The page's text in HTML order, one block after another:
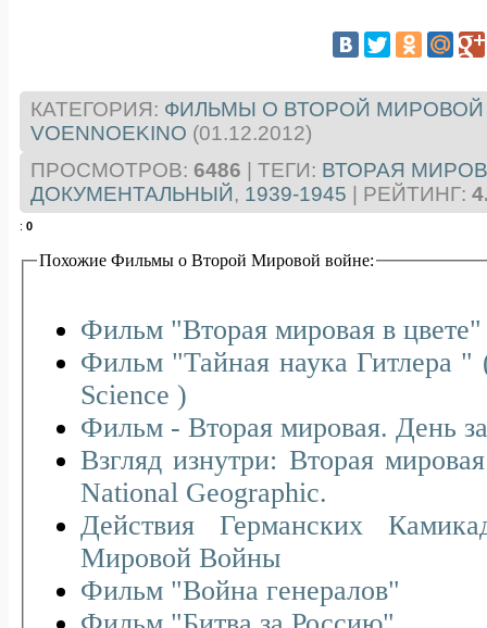
КАТЕГОРИЯ: ФИЛЬМЫ О ВТОРОЙ
VOENNOEKINO (01.12.2012)
ПРОСМОТРОВ: 6486 ТЕГИ: ВТОРАЯ
ДОКУМЕНТАЛЬНЫЙ, 1939-1945 РЕЙТИНГ:
: 0
Похожие Фильмы о Второй Мировой войне:
Фильм "Вторая мировая в
Фильм "Тайная наука Гитлера "
Science )
Фильм - Вторая мировая. День
Взгляд изнутри: Вторая
National Geographic.
Действия Германских
Мировой Войны
Фильм "Война генералов"